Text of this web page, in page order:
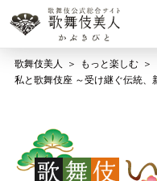
歌舞伎美人 もっと楽しむ
私と歌舞伎座 ～受け継ぐ伝統